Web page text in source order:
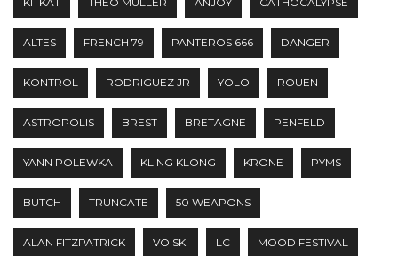
ALTES FRENCH 79 PANTEROS 666 DANGER
KONTROL RODRIGUEZ JR YOLO ROUEN
ASTROPOLIS BREST BRETAGNE PENFELD
YANN POLEWKA KLING KLONG KRONE PYMS
BUTCH TRUNCATE 50 WEAPONS
ALAN FITZPATRICK VOISKI LC MOOD FESTIVAL